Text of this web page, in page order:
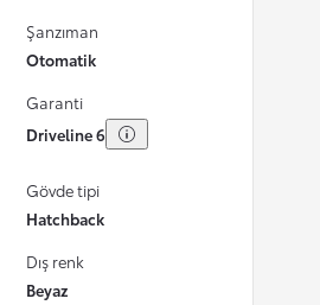
Şanzıman
Otomatik
Garanti
Driveline 6
Gövde tipi
Hatchback
Dış renk
Beyaz